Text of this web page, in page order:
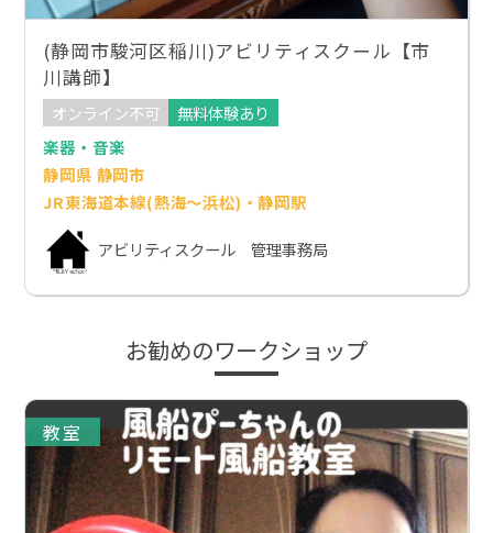
(静岡市駿河区稲川)アビリティスクール【市
川講師】
オンライン不可
無料体験あり
楽器・音楽
静岡県 静岡市
JR東海道本線(熱海～浜松)・静岡駅
アビリティスクール 管理事務局
お勧めのワークショップ
教室